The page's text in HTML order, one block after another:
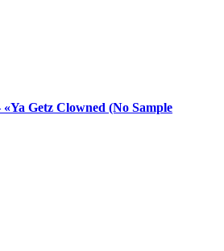
Getz Clowned (No Sample